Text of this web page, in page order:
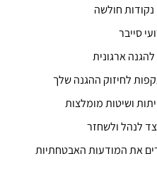
נקודות חולשה
סייבר
ארגונית
לחיזוק ההגנה שלך
ושיטות מומלצות
לנהל ולשחזר
את המודעות האבטחתיות